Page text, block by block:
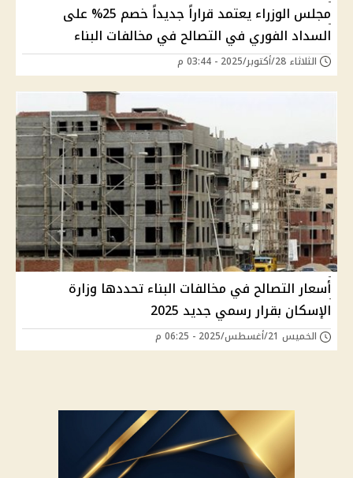
مجلس الوزراء يعتمد قراراً جديداً خصم 25% على
السداد الفوري في التصالح في مخالفات البناء
الثلاثاء 28/أكتوبر/2025 - 03:44 م
أسعار التصالح في مخالفات البناء تحددها وزارة
الإسكان بقرار رسمي جديد 2025
الخميس 21/أغسطس/2025 - 06:25 م